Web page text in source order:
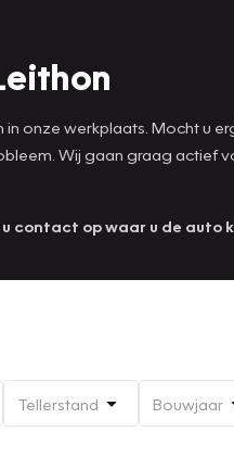
onze werkplaats. Mocht u
Wij gaan graag actief
contact op waar u de auto
Tellerstand Bouwjaar